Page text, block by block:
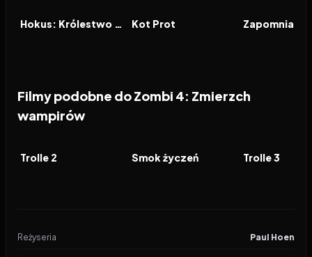
FILM Hokus: Królestwo magii FILM
Kot Prot FILM
Zapomniana
Filmy podobne do Zombi 4: Zmierzch
wampirów
FILM
Trolle 2 FILM
Smok życzeń FILM
Trolle 3
Reżyseria Paul Hoen